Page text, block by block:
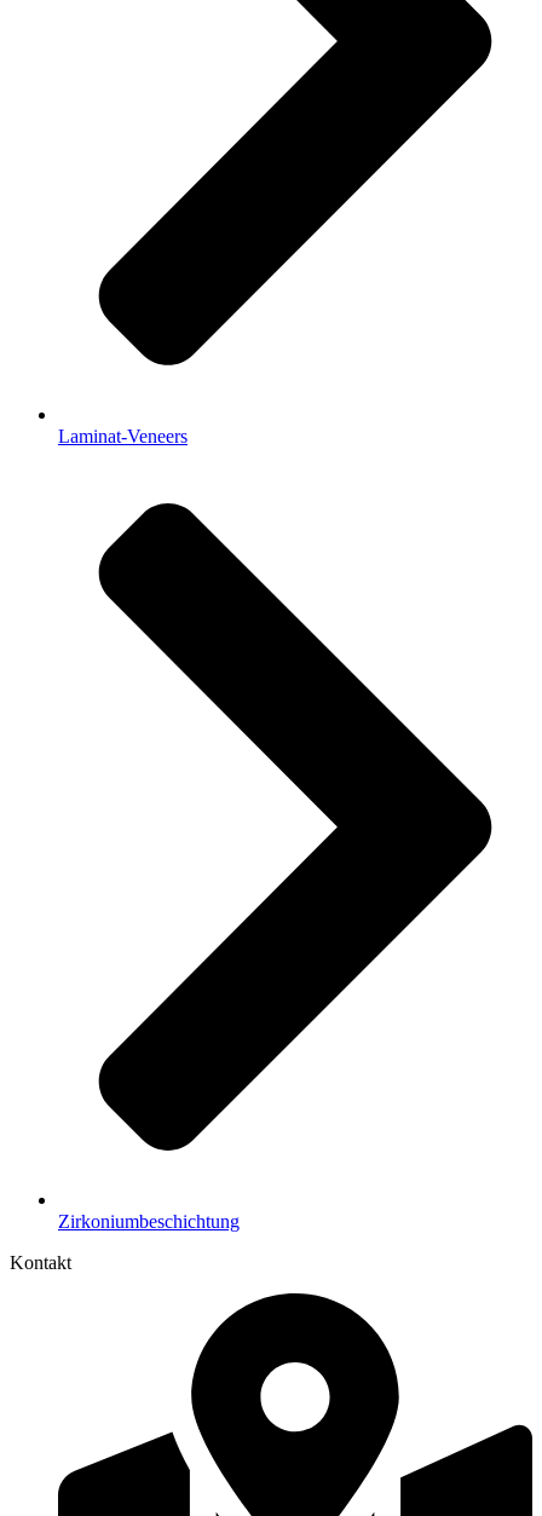
Laminat-Veneers
Zirkoniumbeschichtung
Kontakt